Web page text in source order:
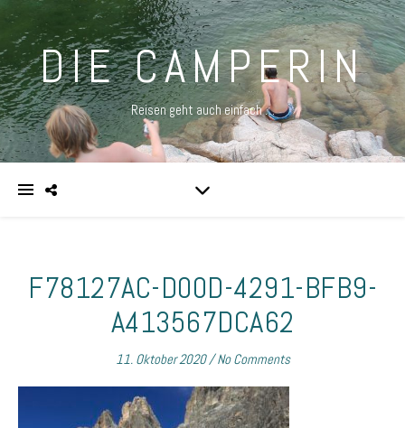
DIE CAMPERIN
Reisen geht auch einfach …
F78127AC-D00D-4291-BFB9-
A413567DCA62
11. Oktober 2020/ No Comments